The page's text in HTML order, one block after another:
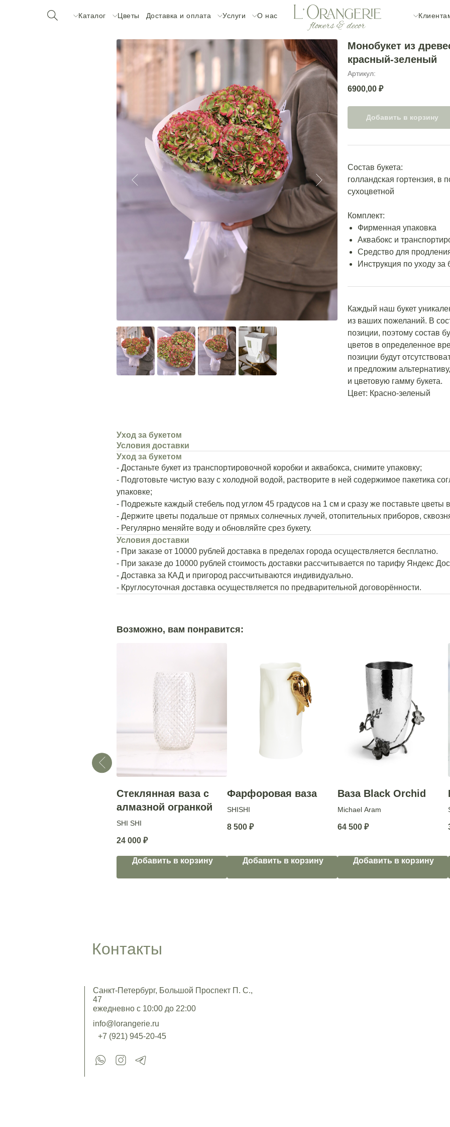
Каталог Цветы Доставка и оплата Услуги О нас
Монобукет из
красный-зеленый
Артикул:
6900,00 ₽
Добавить в корзину
Состав букета:
голландская гортензия, в
сухоцветной
Комплект:
Фирменная упаковка
Аквабокс и
Средство для
Инструкция по уходу за
Каждый наш букет
из ваших пожеланий. В
позиции, поэтому состав
цветов в определенное
позиции будут
и предложим
и цветовую гамму букета.
Цвет: Красно-зеленый
Уход за букетом
Условия доставки
Уход за букетом
- Достаньте букет из транспортировочной коробки и аквабокса, снимите упаковку;
- Подготовьте чистую вазу с холодной водой, растворите в ней содержимое пакетика
упаковке;
- Подрежьте каждый стебель под углом 45 градусов на 1 см и сразу же поставьте цветы
- Держите цветы подальше от прямых солнечных лучей, отопительных приборов,
- Регулярно меняйте воду и обновляйте срез букету.
Условия доставки
- При заказе от 10000 рублей доставка в пределах города осуществляется бесплатно.
- При заказе до 10000 рублей стоимость доставки рассчитывается по тарифу Яндекс
- Доставка за КАД и пригород рассчитываются индивидуально.
- Круглосуточная доставка осуществляется по предварительной договорённости.
Возможно, вам понравится:
Стеклянная ваза с
алмазной огранкой
SHI SHI
24 000 ₽
Добавить в корзину
Фарфоровая ваза
SHISHI
8 500 ₽
Добавить в корзину
Ваза Black Orchid
Michael Aram
64 500 ₽
Добавить в корзину
info@lorangerie.ru
+7 (921) 945-20-45
Контакты
Санкт-Петербург, Большой Проспект П. С.,
47
ежедневно с 10:00 до 22:00